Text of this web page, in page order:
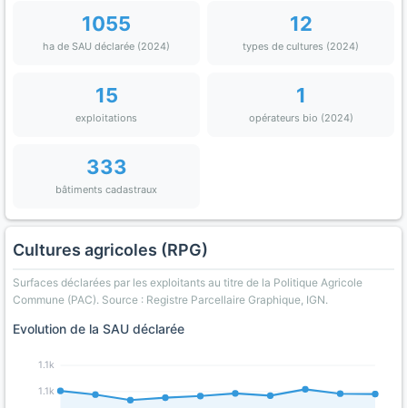
1055
ha de SAU déclarée (2024)
12
types de cultures (2024)
15
exploitations
1
opérateurs bio (2024)
333
bâtiments cadastraux
Cultures agricoles (RPG)
Surfaces déclarées par les exploitants au titre de la Politique Agricole
Commune (PAC). Source : Registre Parcellaire Graphique, IGN.
Evolution de la SAU déclarée
1.1k
1.1k